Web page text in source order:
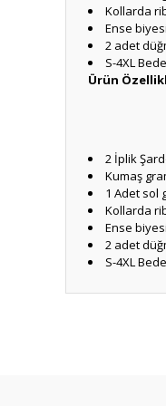
Kollarda
Ense biyesi
2 adet
S-4XL
Ürün
2 İplik
Kumaş
1 Adet sol
Kollarda
Ense biyesi
2 adet
S-4XL